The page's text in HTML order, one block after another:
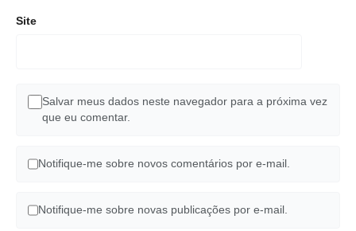
Site
Salvar meus dados neste navegador para a próxima vez
que eu comentar.
Notifique-me sobre novos comentários por e-mail.
Notifique-me sobre novas publicações por e-mail.